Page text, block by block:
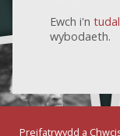
Ewch i'n
wybodaeth.
Preifatrwydd a